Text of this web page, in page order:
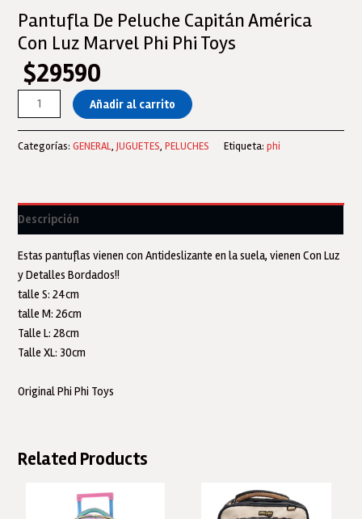
Pantufla De Peluche Capitán América
Con Luz Marvel Phi Phi Toys
$29590
Pantufla
De
Capitán
Luz
Marvel
Phi
Phi
Toys
cantidad
Añadir al carrito
Categorías:GENERAL,JUGUETES,PELUCHES Etiqueta:phi
Descripción
Estas pantuflas vienen con Antideslizante en la suela, vienen Con Luz
y Detalles Bordados!!
talle S: 24cm
talle M: 26cm
Talle L: 28cm
Talle XL: 30cm
Original Phi Phi Toys
Related Products